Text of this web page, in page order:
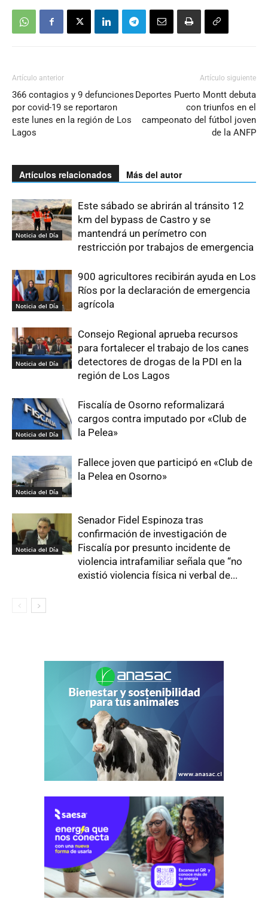
Artículo anterior
366 contagios y 9 defunciones
por covid-19 se reportaron
este lunes en la región de Los
Lagos
Artículo siguiente
Deportes Puerto Montt debuta
con triunfos en el
campeonato del fútbol joven
de la ANFP
Artículos relacionados Más del autor
Noticia del Día
Este sábado se abrirán al tránsito 12
km del bypass de Castro y se
mantendrá un perímetro con
restricción por trabajos de emergencia
Noticia del Día
900 agricultores recibirán ayuda en Los
Ríos por la declaración de emergencia
agrícola
Noticia del Día
Consejo Regional aprueba recursos
para fortalecer el trabajo de los canes
detectores de drogas de la PDI en la
región de Los Lagos
Noticia del Día
Fiscalía de Osorno reformalizará
cargos contra imputado por «Club de
la Pelea»
Noticia del Día
Fallece joven que participó en «Club de
la Pelea en Osorno»
Noticia del Día
Senador Fidel Espinoza tras
confirmación de investigación de
Fiscalía por presunto incidente de
violencia intrafamiliar señala que “no
existió violencia física ni verbal de...